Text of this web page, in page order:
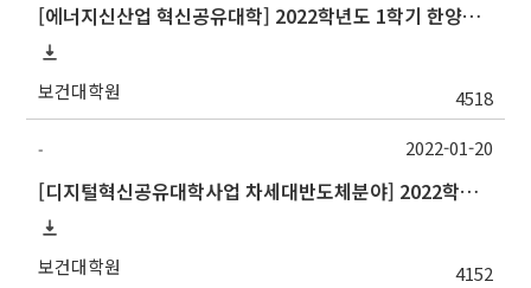
[에너지신산업 혁신공유대학] 2022학년도 1학기 한양대학교 교류 수학 안내
보건대학원 4518
-
[디지털혁신공유대학사업 차세대반도체분야] 2022학년도 1학기 숭실대학교 교류 수학 안내
보건대학원 4152
2022-01-20